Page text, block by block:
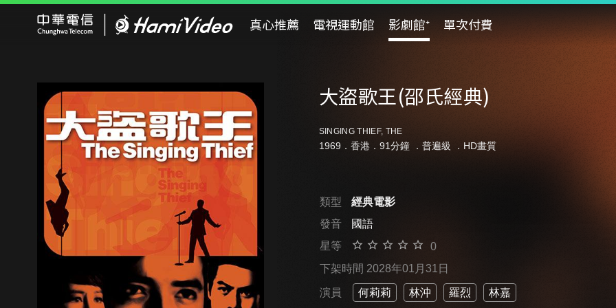
真心推薦 電視運動館 影劇館⁺ 單次付費
大盜歌王(邵氏經典)
SINGING THIEF, THE
1969．香港．91分鐘 ． 普遍級 ．HD畫質
類型
經典電影
發音
國語
星等
0
下架時間 2028年01月31日
演員 何莉莉 林沖 羅烈 林嘉